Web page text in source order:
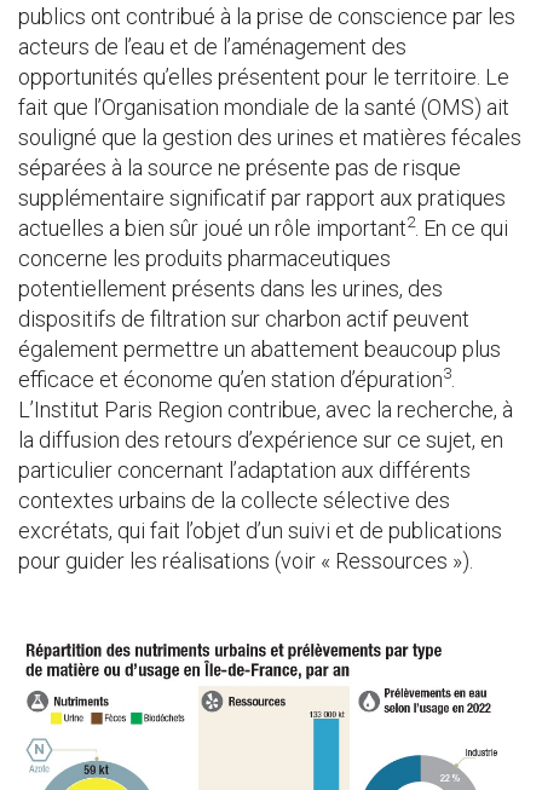
publics ont contribué à la prise de conscience par les
acteurs de l’eau et de l’aménagement des
opportunités qu’elles présentent pour le territoire. Le
fait que l’Organisation mondiale de la santé (OMS) ait
souligné que la gestion des urines et matières fécales
séparées à la source ne présente pas de risque
supplémentaire significatif par rapport aux pratiques
actuelles a bien sûr joué un rôle important2. En ce qui
concerne les produits pharmaceutiques
potentiellement présents dans les urines, des
dispositifs de filtration sur charbon actif peuvent
également permettre un abattement beaucoup plus
efficace et économe qu’en station d’épuration3
L’Institut Paris Region contribue, avec la recherche, à
la diffusion des retours d’expérience sur ce sujet, en
particulier concernant l’adaptation aux différents
contextes urbains de la collecte sélective des
excrétats, qui fait l’objet d’un suivi et de publications
pour guider les réalisations (voir « Ressources »).